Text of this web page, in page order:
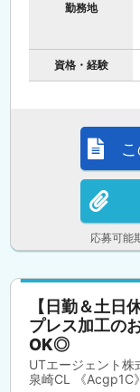
勤務地
資格・経験
応募可能
【日勤＆土
プレス加工の
OK◎
UTエージェント株
泉崎CL 《Acgp1C》